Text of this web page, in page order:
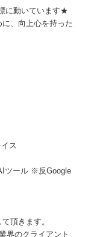
に動いています★
、向上心を持った
ス
ツール ※反Google
頂きます。
界のクライアント